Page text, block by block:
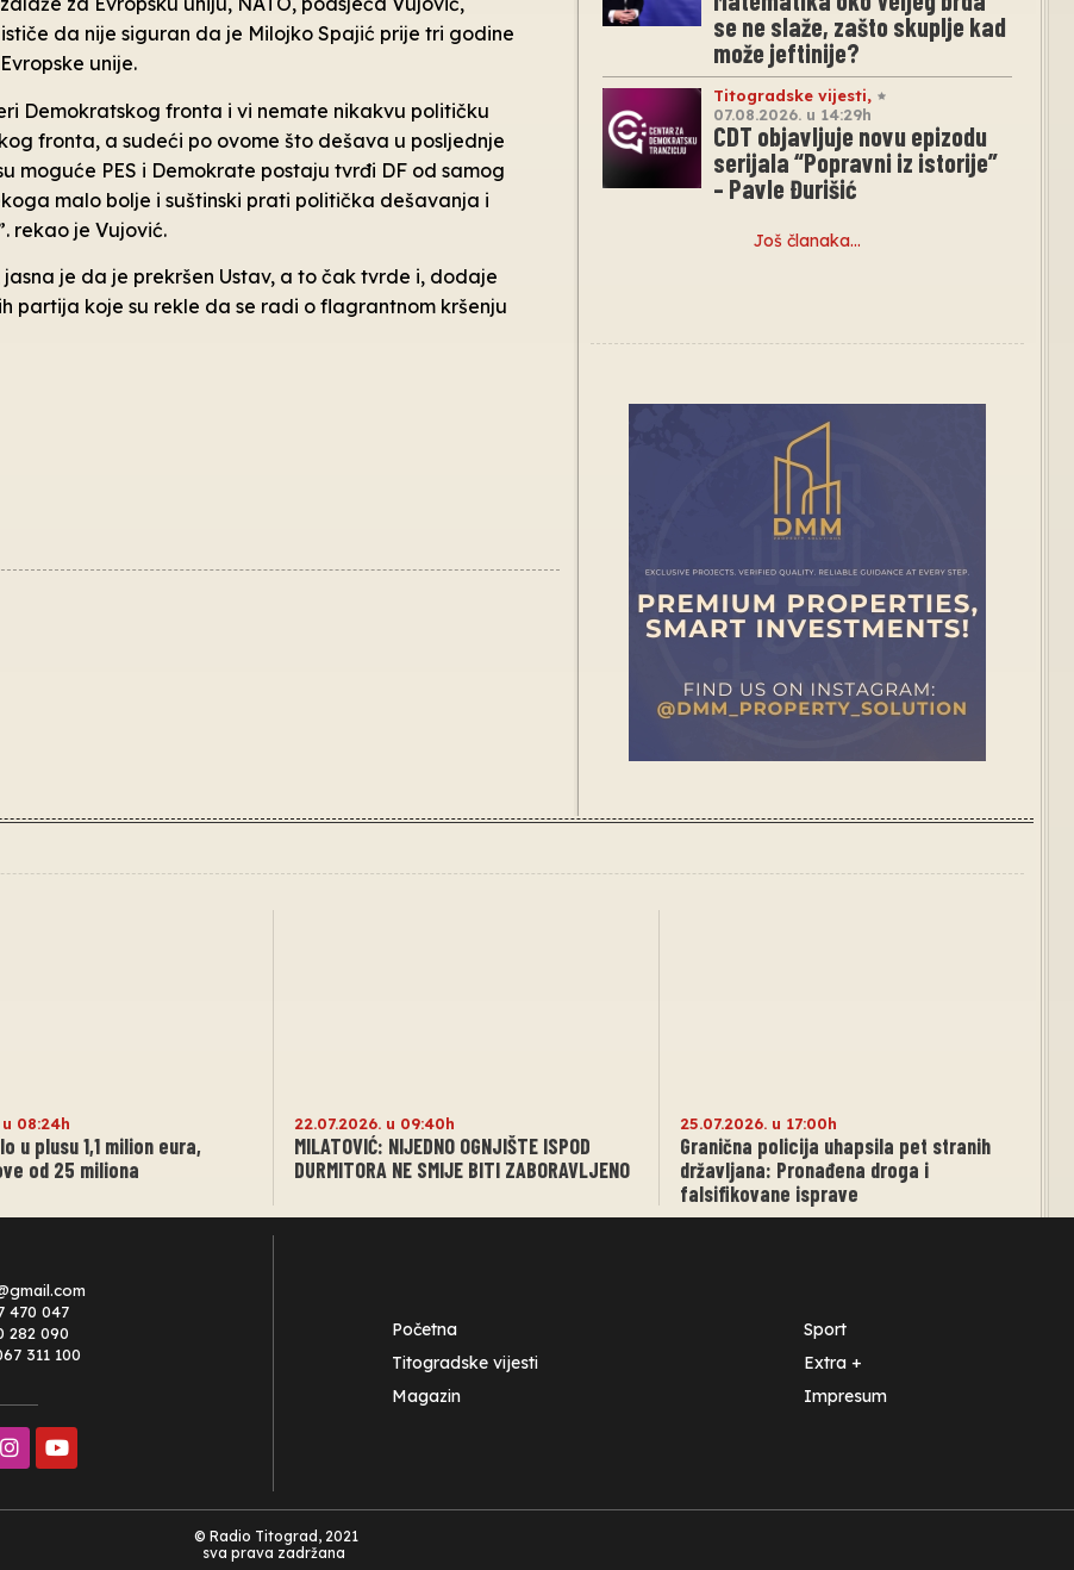
da nije siguran da je Milojko Spajić prije tri godine
unije.
Demokratskog fronta i vi nemate nikakvu političku
fronta, a sudeći po ovome što dešava u posljednje
moguće PES i Demokrate postaju tvrđi DF od samog
malo bolje i suštinski prati politička dešavanja i
rekao je Vujović.
je da je prekršen Ustav, a to čak tvrde i, dodaje
partija koje su rekle da se radi o flagrantnom kršenju
se ne slaže, zašto skuplje kad
može jeftinije?
Titogradske vijesti,
07.08.2026. u 14:29h
CDT objavljuje novu epizodu
serijala “Popravni iz istorije”
– Pavle Đurišić
Još članaka…
08:24h
u plusu 1,1 milion eura,
od 25 miliona
22.07.2026. u 09:40h
MILATOVIĆ: NIJEDNO OGNJIŠTE ISPOD
DURMITORA NE SMIJE BITI ZABORAVLJENO
25.07.2026. u 17:00h
Granična policija uhapsila pet stranih
državljana: Pronađena droga i
falsifikovane isprave
470 047
282 090
311 100
Početna
Titogradske vijesti
Magazin
Sport
Extra +
Impresum
© Radio Titograd, 2021
sva prava zadržana